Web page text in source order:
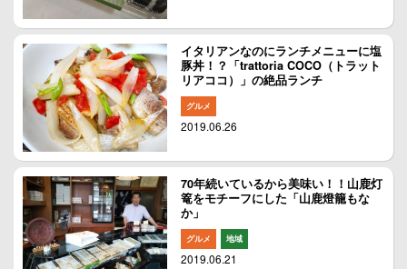
イタリアンなのにランチメニューに塩
豚丼！？「trattoria COCO（トラット
リアココ）」の絶品ランチ
グルメ
2019.06.26
70年続いているから美味い！！山鹿灯
篭をモチーフにした「山鹿燈籠もな
か」
グルメ 地域
2019.06.21